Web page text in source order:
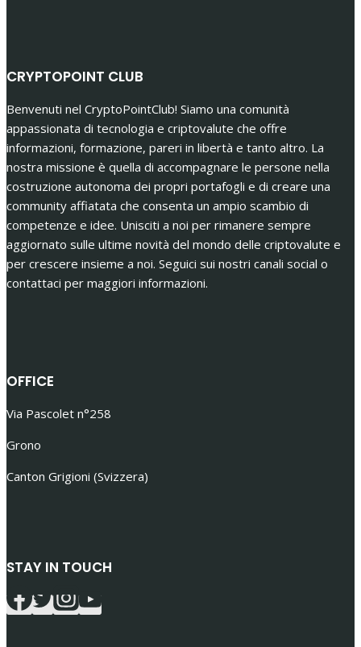
CRYPTOPOINT CLUB
Benvenuti nel CryptoPointClub! Siamo una comunità
appassionata di tecnologia e criptovalute che offre
informazioni, formazione, pareri in libertà e tanto altro. La
nostra missione è quella di accompagnare le persone nella
costruzione autonoma dei propri portafogli e di creare una
community affiatata che consenta un ampio scambio di
competenze e idee. Unisciti a noi per rimanere sempre
aggiornato sulle ultime novità del mondo delle criptovalute e
per crescere insieme a noi. Seguici sui nostri canali social o
contattaci per maggiori informazioni.
OFFICE
Via Pascolet n°258
Grono
Canton Grigioni (Svizzera)
STAY IN TOUCH